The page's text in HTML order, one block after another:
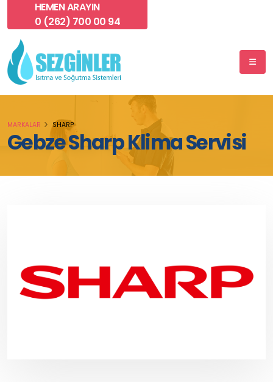
HEMEN ARAYIN
0 (262) 700 00 94
Gebze Sharp Klima Servisi
MARKALAR SHARP